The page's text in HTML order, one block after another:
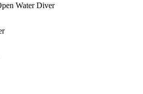
Water Diver